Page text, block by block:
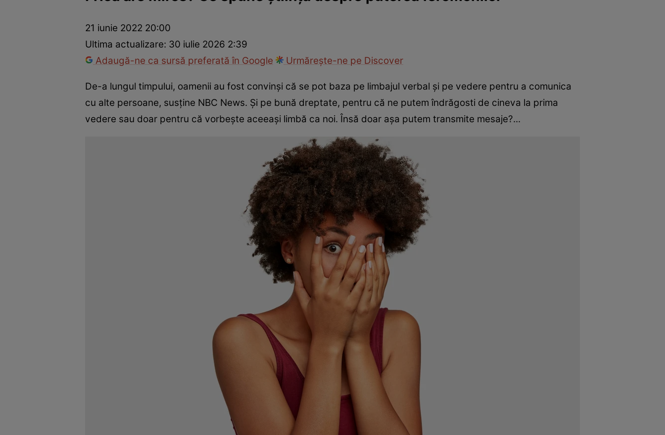
Dezvoltare personalăÎngrijire personalăCasă și grădină
21 iunie 2022 20:00
Ultima actualizare: 30 iulie 2026 2:39
Adaugă-ne ca sursă preferată în Google
Urmărește-ne pe Discover
De-a lungul timpului, oamenii au fost convinși că se pot baza pe limbajul verbal și pe vedere pentru a comunica
cu alte persoane, susține NBC News. Și pe bună dreptate, pentru că ne putem îndrăgosti de cineva la prima
vedere sau doar pentru că vorbește aceeași limbă ca noi. Însă doar așa putem transmite mesaje?...